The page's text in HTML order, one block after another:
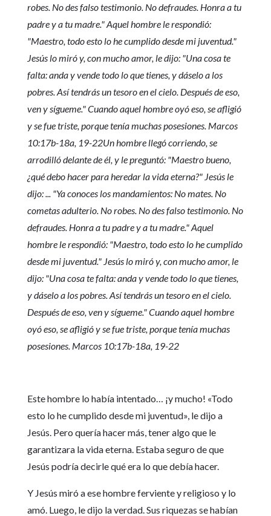
robes. No des falso testimonio. No defraudes. Honra a tu
padre y a tu madre." Aquel hombre le respondió:
"Maestro, todo esto lo he cumplido desde mi juventud."
Jesús lo miró y, con mucho amor, le dijo: "Una cosa te
falta: anda y vende todo lo que tienes, y dáselo a los
pobres. Así tendrás un tesoro en el cielo. Después de eso,
ven y sígueme." Cuando aquel hombre oyó eso, se afligió
y se fue triste, porque tenía muchas posesiones. Marcos
10:17b-18a, 19-22Un hombre llegó corriendo, se
arrodilló delante de él, y le preguntó: "Maestro bueno,
¿qué debo hacer para heredar la vida eterna?" Jesús le
dijo: ... "Ya conoces los mandamientos: No mates. No
cometas adulterio. No robes. No des falso testimonio. No
defraudes. Honra a tu padre y a tu madre." Aquel
hombre le respondió: "Maestro, todo esto lo he cumplido
desde mi juventud." Jesús lo miró y, con mucho amor, le
dijo: "Una cosa te falta: anda y vende todo lo que tienes,
y dáselo a los pobres. Así tendrás un tesoro en el cielo.
Después de eso, ven y sígueme." Cuando aquel hombre
oyó eso, se afligió y se fue triste, porque tenía muchas
posesiones. Marcos 10:17b-18a, 19-22
Este hombre lo había intentado… ¡y mucho! «Todo
esto lo he cumplido desde mi juventud», le dijo a
Jesús. Pero quería hacer más, tener algo que le
garantizara la vida eterna. Estaba seguro de que
Jesús podría decirle qué era lo que debía hacer.
Y Jesús miró a ese hombre ferviente y religioso y lo
amó. Luego, le dijo la verdad. Sus riquezas se habían